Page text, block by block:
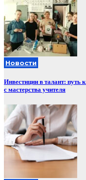
Новости
Инвестиции в талант: путь
с мастерства учителя